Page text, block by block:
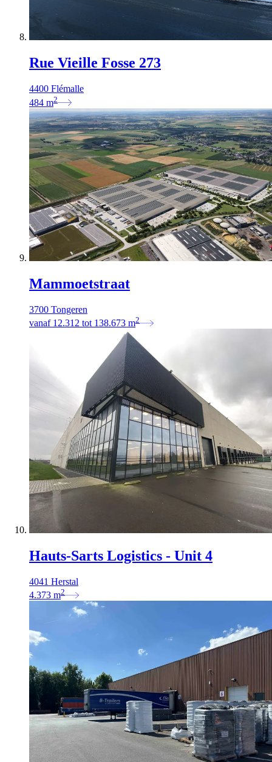
Rue Vieille Fosse 273
4400 Flémalle
484 m2
Mammoetstraat
3700 Tongeren
vanaf 12.312 tot 138.673 m2
Hauts-Sarts Logistics - Unit 4
4041 Herstal
4.373 m2